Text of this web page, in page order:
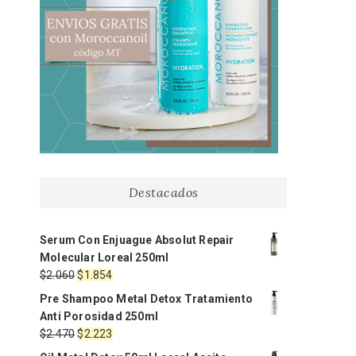
Destacados
Serum Con Enjuague Absolut Repair
Molecular Loreal 250ml
$2.060El
original
era:
$2.060.
$1.854El
precio
actual
es:
$1.854.
Pre Shampoo Metal Detox Tratamiento
Anti Porosidad 250ml
$2.470El
precio
$2.223
precio